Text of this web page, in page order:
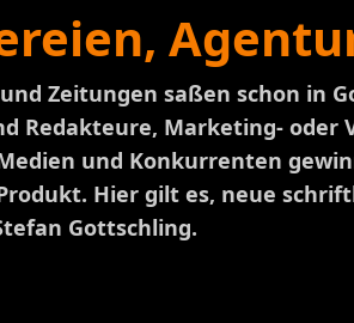
Zeitungen saßen schon in
Redakteure, Marketing- oder
und Konkurrenten
Hier gilt es, neue
Gottschling.